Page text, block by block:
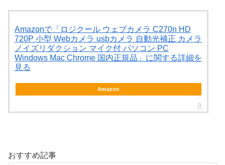
Amazonで「ロジクール ウェブカメラ C270n HD
720P 小型 Webカメラ usbカメラ 自動光補正 カメラ
ノイズリダクション マイク付 パソコン PC
Windows Mac Chrome 国内正規品」に関する詳細を
見る
Amazon
おすすめ記事